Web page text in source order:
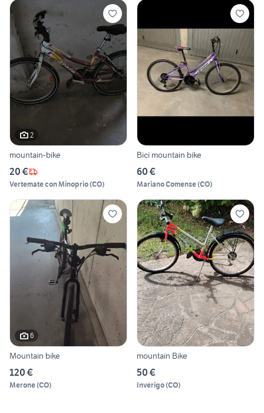
2
mountain-bike
20 €
Vertemate con Minoprio(CO)
Bici mountain bike
60 €
Mariano Comense(CO)
6
Mountain bike
120 €
Merone(CO)
mountain Bike
50 €
Inverigo(CO)